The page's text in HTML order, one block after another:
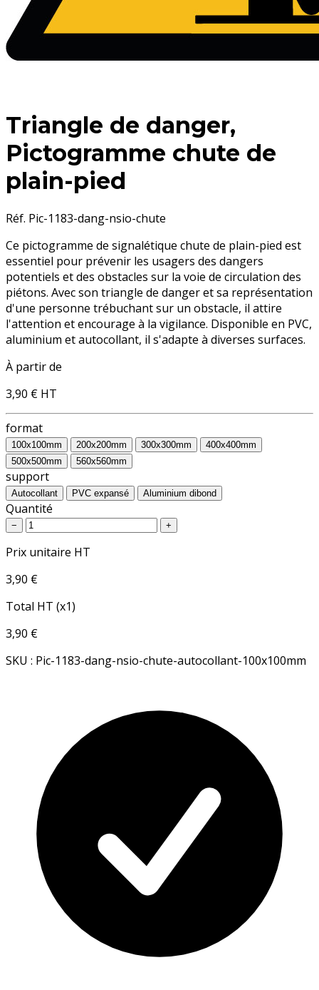
Triangle de danger,
Pictogramme chute de
plain-pied
Réf. Pic-1183-dang-nsio-chute
Ce pictogramme de signalétique chute de plain-pied est
essentiel pour prévenir les usagers des dangers
potentiels et des obstacles sur la voie de circulation des
piétons. Avec son triangle de danger et sa représentation
d'une personne trébuchant sur un obstacle, il attire
l'attention et encourage à la vigilance. Disponible en PVC,
aluminium et autocollant, il s'adapte à diverses surfaces.
À partir de
3,90 € HT
format
100x100mm 200x200mm 300x300mm
400x400mm
500x500mm
560x560mm
support
Autocollant PVC expansé Aluminium dibond
Quantité
− +
Prix unitaire HT
3,90 €
Total HT (x1)
3,90 €
SKU : Pic-1183-dang-nsio-chute-autocollant-100x100mm